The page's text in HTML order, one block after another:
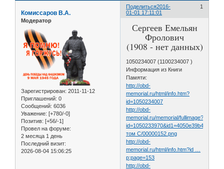
Поделиться 1
2016-
01-01 17:11:01
Комиссаров В.А.
Модератор
Зарегистрирован: 2011-11-12
Приглашений: 0
Сообщений: 6036
Уважение: [+780/-0]
Позитив: [+56/-1]
Провел на форуме:
2 месяца 1 день
Последний визит:
2026-08-04 15:06:25
Сергеев Емельян
Фролович
(1908 - нет данных)
1050234007 (1100234007 )
Информация из Книги
Памяти:
http://obd-
memorial.ru/html/info.htm?
id=1050234007
http://obd-
memorial.ru/memorial/fullimage?
том С/00000152.png
http://obd-
memorial.ru/html/info.htm?id …
p;page=153
http://obd-